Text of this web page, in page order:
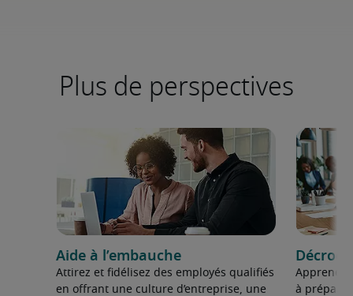
Plus de perspectives
Aide à l’embauche
Attirez et fidélisez des employés qualifiés
en offrant une culture d’entreprise, une
Apprenez
à